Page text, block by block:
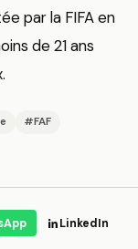
par la FIFA en
de 21 ans
#FAF
LinkedIn